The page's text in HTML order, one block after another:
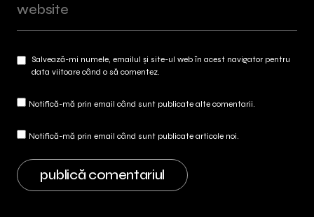
Salvează-mi numele, emailul și site-ul web în acest navigator pentru
data viitoare când o să comentez.
Notifică-mă prin email când sunt publicate alte comentarii.
Notifică-mă prin email când sunt publicate articole noi.